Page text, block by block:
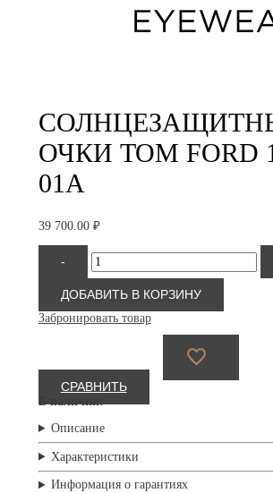
ОЧКИ TOM FORD
01A
39 700.00 ₽
-
Количество
товара
Tom
Ford
1209
01A
ДОБАВИТЬ В КОРЗИНУ
Забронировать товар
СРАВНИТЬ
В наличии:
Описание
Характеристики
Информация о гарантиях